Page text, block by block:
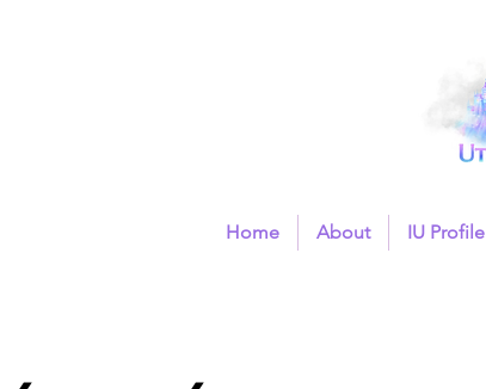
Home About IU Profile